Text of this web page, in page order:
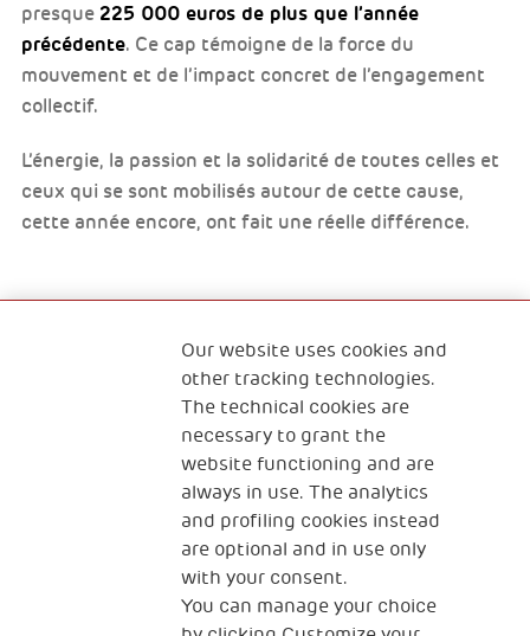
presque 225 000 euros de plus que l’année
précédente. Ce cap témoigne de la force du
mouvement et de l’impact concret de l’engagement
collectif.
L’énergie, la passion et la solidarité de toutes celles et
ceux qui se sont mobilisés autour de cette cause,
cette année encore, ont fait une réelle différence.
Qui sommes-nous ? Nous contacter
Programme Famille Programme Réfugiés
The Human Safety Net FRANCE
NOUS CONTACTER
Our website uses cookies and
other tracking technologies.
The technical cookies are
necessary to grant the
website functioning and are
always in use. The analytics
and profiling cookies instead
are optional and in use only
with your consent.
You can manage your choice